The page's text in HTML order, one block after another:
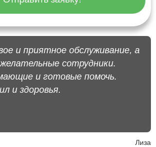
и приятное обслуживание, а
сотрудники.
и готовые помочь.
и здоровья.
Лиза